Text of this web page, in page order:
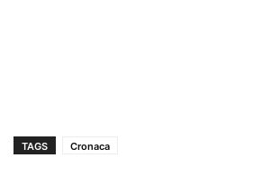
TAGS Cronaca